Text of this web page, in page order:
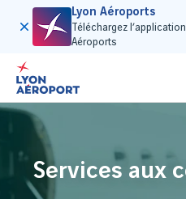
Lyon Aéroports
Téléchargez
Aéroports
Services aux